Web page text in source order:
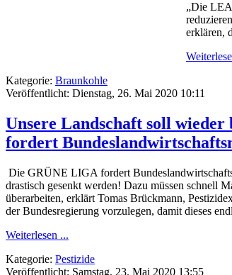
„Die
erklären,
Kategorie: Braunkohle
Veröffentlicht: Dienstag, 26. Mai 2020 10:11
Unsere Landschaft soll
fordert
Die GRÜNE LIGA fordert
drastisch gesenkt werden! Dazu müssen schnell
überarbeiten, erklärt Tomas Brückmann,
der Bundesregierung vorzulegen, damit dieses
Weiterlesen ...
Kategorie: Pestizide
Veröffentlicht: Samstag, 23. Mai 2020 13:55